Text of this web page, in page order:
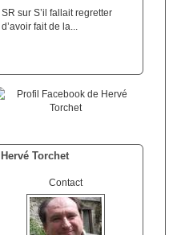
SR sur S’il fallait regretter
d’avoir fait de la...
Hervé Torchet
Contact